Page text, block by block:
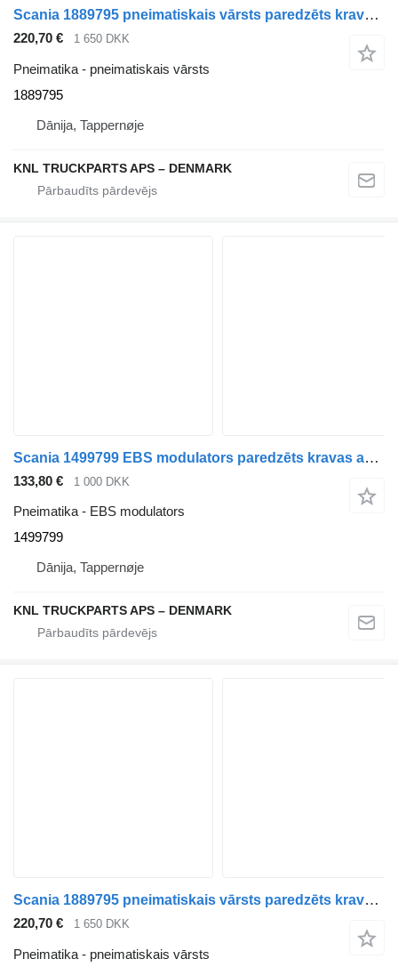
Scania 1889795 pneimatiskais vārsts paredzēts kravas automašīnas
220,70 € 1 650 DKK
Pneimatika - pneimatiskais vārsts
1889795
Dānija, Tappernøje
KNL TRUCKPARTS APS – DENMARK
Scania 1499799 EBS modulators paredzēts kravas automašīnas
133,80 € 1 000 DKK
Pneimatika - EBS modulators
1499799
Dānija, Tappernøje
KNL TRUCKPARTS APS – DENMARK
Scania 1889795 pneimatiskais vārsts paredzēts kravas automašīnas
220,70 € 1 650 DKK
Pneimatika - pneimatiskais vārsts